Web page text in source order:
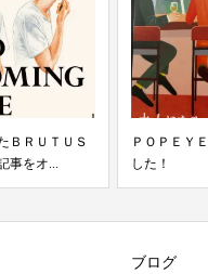
ＰＯＰＥＹＥ6月号に掲載されま
した！
ブログ